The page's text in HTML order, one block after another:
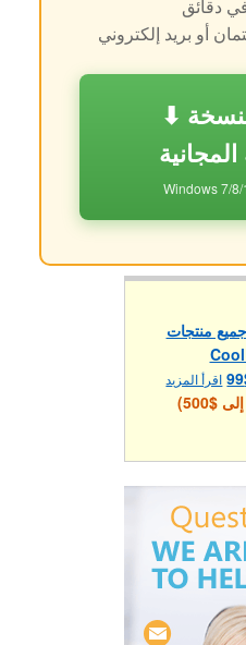
⬇ تحميل النسخة
المجانية
Windows 7/8/
منتجات
اقرأ المزيد